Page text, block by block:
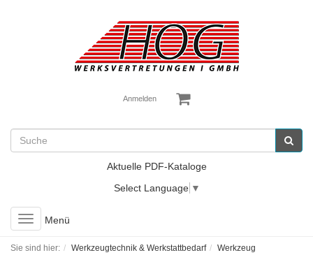
Anmelden
Aktuelle PDF-Kataloge
Select Language ▼
Toggle
navigation
Menü
Sie sind hier: Werkzeugtechnik & Werkstattbedarf
Werkzeug